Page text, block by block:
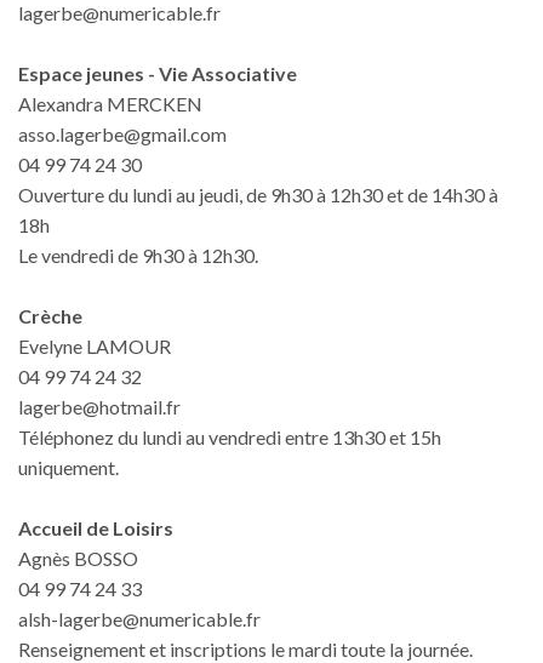
lagerbe@numericable.fr
Espace jeunes - Vie Associative
Alexandra MERCKEN
asso.lagerbe@gmail.com
04 99 74 24 30
Ouverture du lundi au jeudi, de 9h30 à 12h30 et de 14h30 à
18h
Le vendredi de 9h30 à 12h30.
Crèche
Evelyne LAMOUR
04 99 74 24 32
lagerbe@hotmail.fr
Téléphonez du lundi au vendredi entre 13h30 et 15h
uniquement.
Accueil de Loisirs
Agnès BOSSO
04 99 74 24 33
alsh-lagerbe@numericable.fr
Renseignement et inscriptions le mardi toute la journée.